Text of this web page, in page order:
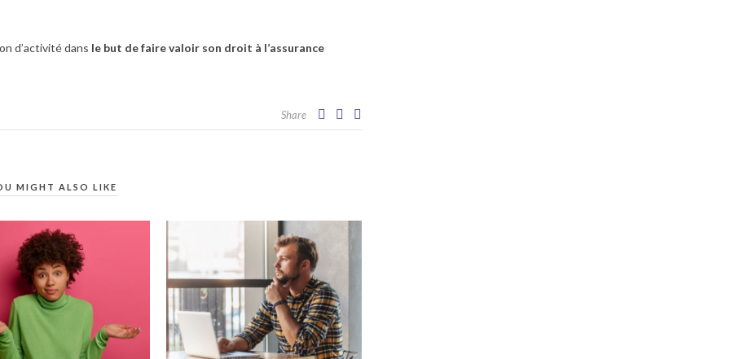
d’activité dans le but de faire valoir son droit à l’assurance
Share
MIGHT ALSO LIKE